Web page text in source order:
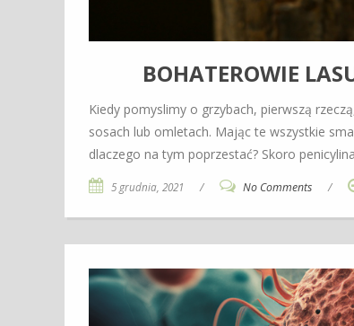
BOHATEROWIE
Kiedy pomyslimy o grzybach, pierwszą
sosach lub omletach. Mając te wszystkie
dlaczego na tym poprzestać? Skoro
5 grudnia, 2021 / No Comments /